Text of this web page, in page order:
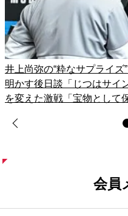
井上尚弥の“粋なサプライ
明かす後日談「じつはサイ
を変えた激戦「宝物として
会員